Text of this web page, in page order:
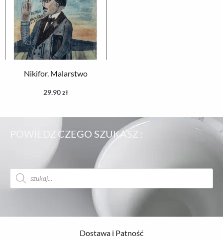
Nikifor. Malarstwo
29.90zł
POWIEDZ CZEGO SZUKASZ :
Wyszukiwarka
produktów
Dostawa i Patność